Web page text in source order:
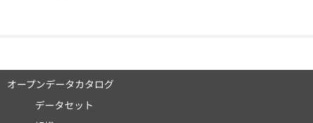
オープンデータカタログ
データセット